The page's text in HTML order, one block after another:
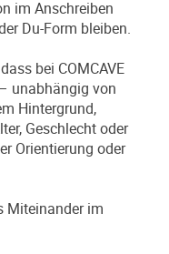
im Anschreiben
Du-Form bleiben.
bei COMCAVE
unabhängig von
Hintergrund,
Geschlecht oder
Orientierung oder
Miteinander im